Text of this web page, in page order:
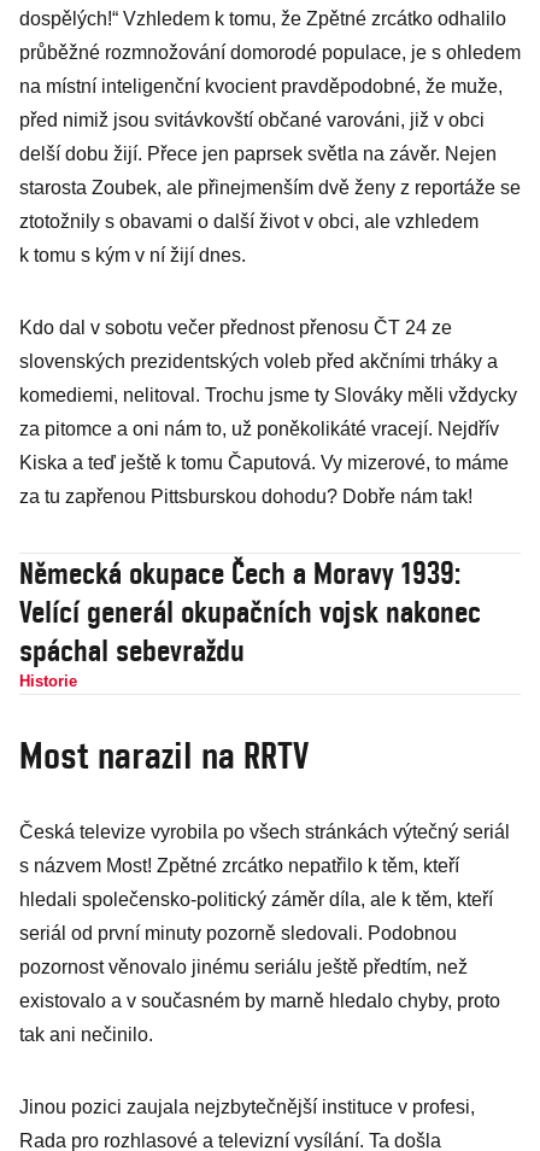
dospělých!“ Vzhledem k tomu, že Zpětné zrcátko odhalilo
průběžné rozmnožování domorodé populace, je s ohledem
na místní inteligenční kvocient pravděpodobné, že muže,
před nimiž jsou svitávkovští občané varováni, již v obci
delší dobu žijí. Přece jen paprsek světla na závěr. Nejen
starosta Zoubek, ale přinejmenším dvě ženy z reportáže se
ztotožnily s obavami o další život v obci, ale vzhledem
k tomu s kým v ní žijí dnes.
Kdo dal v sobotu večer přednost přenosu ČT 24 ze
slovenských prezidentských voleb před akčními trháky a
komediemi, nelitoval. Trochu jsme ty Slováky měli vždycky
za pitomce a oni nám to, už poněkolikáté vracejí. Nejdřív
Kiska a teď ještě k tomu Čaputová. Vy mizerové, to máme
za tu zapřenou Pittsburskou dohodu? Dobře nám tak!
Německá okupace Čech a Moravy 1939:
Velící generál okupačních vojsk nakonec
spáchal sebevraždu
Historie
Most narazil na RRTV
Česká televize vyrobila po všech stránkách výtečný seriál
s názvem Most! Zpětné zrcátko nepatřilo k těm, kteří
hledali společensko-politický záměr díla, ale k těm, kteří
seriál od první minuty pozorně sledovali. Podobnou
pozornost věnovalo jinému seriálu ještě předtím, než
existovalo a v současném by marně hledalo chyby, proto
tak ani nečinilo.
Jinou pozici zaujala nejzbytečnější instituce v profesi,
Rada pro rozhlasové a televizní vysílání. Ta došla